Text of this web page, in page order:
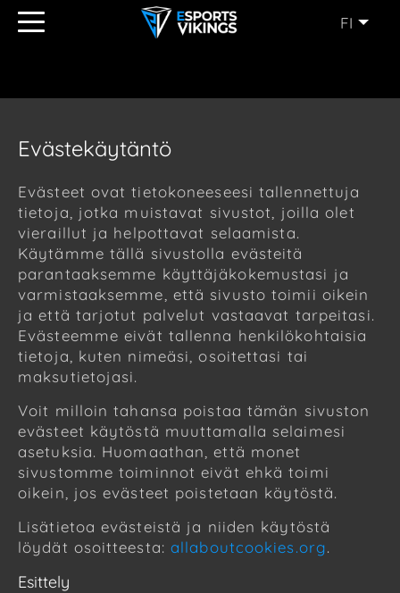
FI
SVENSKA (SE)
Evästekäytäntö
Evästeet ovat tietokoneeseesi tallennettuja
tietoja, jotka muistavat sivustot, joilla olet
vieraillut ja helpottavat selaamista.
Käytämme tällä sivustolla evästeitä
parantaaksemme käyttäjäkokemustasi ja
varmistaaksemme, että sivusto toimii oikein
ja että tarjotut palvelut vastaavat tarpeitasi.
Evästeemme eivät tallenna henkilökohtaisia
tietoja, kuten nimeäsi, osoitettasi tai
maksutietojasi.
Voit milloin tahansa poistaa tämän sivuston
evästeet käytöstä muuttamalla selaimesi
asetuksia. Huomaathan, että monet
sivustomme toiminnot eivät ehkä toimi
oikein, jos evästeet poistetaan käytöstä.
Lisätietoa evästeistä ja niiden käytöstä
löydät osoitteesta:allaboutcookies.org.
Esittely